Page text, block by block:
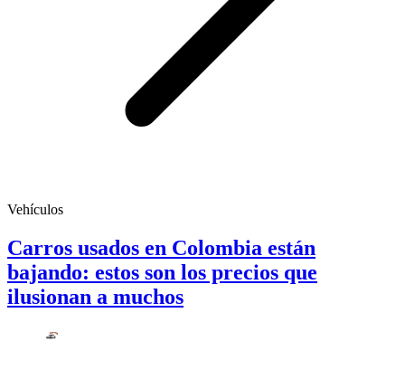
Vehículos
Carros usados en Colombia están
bajando: estos son los precios que
ilusionan a muchos